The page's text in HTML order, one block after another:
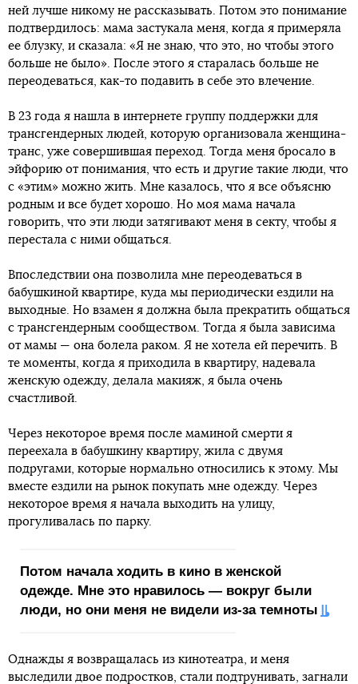
ней лучше никому не рассказывать. Потом это понимание
подтвердилось: мама застукала меня, когда я примеряла
ее блузку, и сказала: «Я не знаю, что это, но чтобы этого
больше не было». После этого я старалась больше не
переодеваться, как-то подавить в себе это влечение.
В 23 года я нашла в интернете группу поддержки для
трансгендерных людей, которую организовала женщина-
транс, уже совершившая переход. Тогда меня бросало в
эйфорию от понимания, что есть и другие такие люди, что
с «этим» можно жить. Мне казалось, что я все объясню
родным и все будет хорошо. Но моя мама начала
говорить, что эти люди затягивают меня в секту, чтобы я
перестала с ними общаться.
Впоследствии она позволила мне переодеваться в
бабушкиной квартире, куда мы периодически ездили на
выходные. Но взамен я должна была прекратить общаться
с трансгендерным сообществом. Тогда я была зависима
от мамы — она болела раком. Я не хотела ей перечить. В
те моменты, когда я приходила в квартиру, надевала
женскую одежду, делала макияж, я была очень
счастливой.
Через некоторое время после маминой смерти я
переехала в бабушкину квартиру, жила с двумя
подругами, которые нормально относились к этому. Мы
вместе ездили на рынок покупать мне одежду. Через
некоторое время я начала выходить на улицу,
прогуливалась по парку.
Потом начала ходить в кино в женской
одежде. Мне это нравилось — вокруг были
люди, но они меня не видели из-за темноты
Однажды я возвращалась из кинотеатра, и меня
выследили двое подростков, стали подтрунивать, загнали